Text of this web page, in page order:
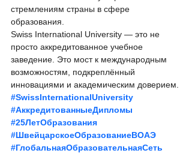
стремлениям страны в сфере
образования.
Swiss International University — это не
просто аккредитованное учебное
заведение. Это мост к международным
возможностям, подкреплённый
инновациями и академическим доверием.
#SwissInternationalUniversity
#АккредитованныеДипломы
#25ЛетОбразования
#ШвейцарскоеОбразованиеВОАЭ
#ГлобальнаяОбразовательнаяСеть